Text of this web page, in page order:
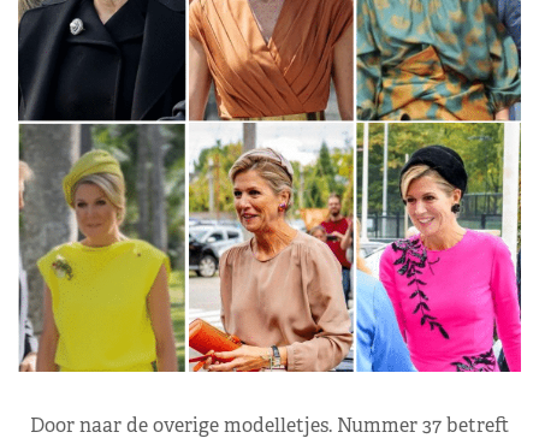
Door naar de overige modelletjes. Nummer 37 betreft